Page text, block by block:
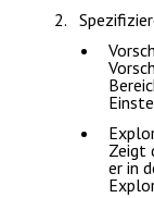
Zeigt
er in